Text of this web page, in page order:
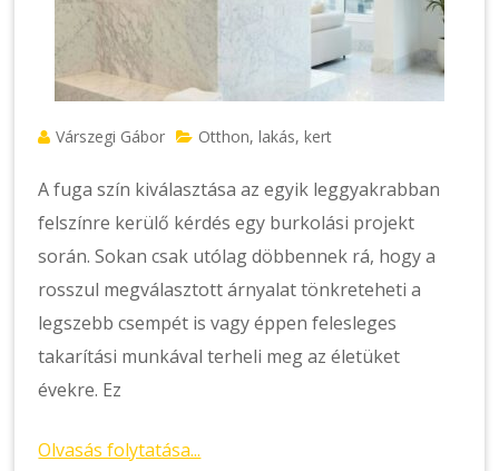
Várszegi Gábor Otthon, lakás, kert
A fuga szín kiválasztása az egyik leggyakrabban
felszínre kerülő kérdés egy burkolási projekt
során. Sokan csak utólag döbbennek rá, hogy a
rosszul megválasztott árnyalat tönkreteheti a
legszebb csempét is vagy éppen felesleges
takarítási munkával terheli meg az életüket
évekre. Ez
Olvasás folytatása...